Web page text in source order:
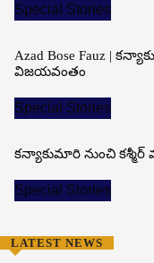
Special Stories
Azad Bose Fauz |
విజయవంతం
Special Stories
కన్యాకుమారి నుంచి
Special Stories
LATEST NEWS